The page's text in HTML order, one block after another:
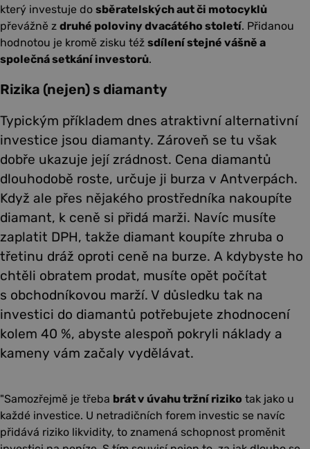
který investuje do sběratelských aut či motocyklů
převážně z druhé poloviny dvacátého století. Přidanou
hodnotou je kromě zisku též sdílení stejné vášně a
společná setkání investorů.
Rizika (nejen) s diamanty
Typickým příkladem dnes atraktivní alternativní
investice jsou diamanty. Zároveň se tu však
dobře ukazuje její zrádnost. Cena diamantů
dlouhodobě roste, určuje ji burza v Antverpách.
Když ale přes nějakého prostředníka nakoupíte
diamant, k ceně si přidá marži. Navíc musíte
zaplatit DPH, takže diamant koupíte zhruba o
třetinu dráž oproti ceně na burze. A kdybyste ho
chtěli obratem prodat, musíte opět počítat
s obchodníkovou marží. V důsledku tak na
investici do diamantů potřebujete zhodnocení
kolem 40 %, abyste alespoň pokryli náklady a
kameny vám začaly vydělávat.
Samozřejmě je třeba brát v úvahu tržní riziko tak jako u
každé investice. U netradičních forem investic se navíc
přidává riziko likvidity, to znamená schopnost proměnit